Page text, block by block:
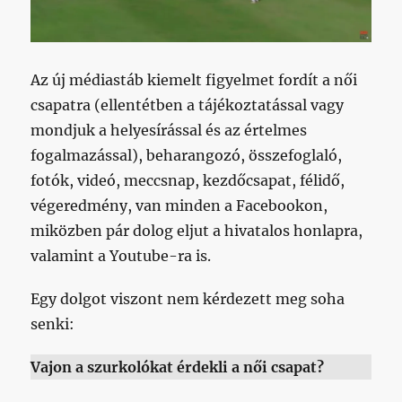
Az új médiastáb kiemelt figyelmet fordít a női
csapatra (ellentétben a tájékoztatással vagy
mondjuk a helyesírással és az értelmes
fogalmazással), beharangozó, összefoglaló,
fotók, videó, meccsnap, kezdőcsapat, félidő,
végeredmény, van minden a Facebookon,
miközben pár dolog eljut a hivatalos honlapra,
valamint a Youtube-ra is.
Egy dolgot viszont nem kérdezett meg soha
senki:
Vajon a szurkolókat érdekli a női csapat?